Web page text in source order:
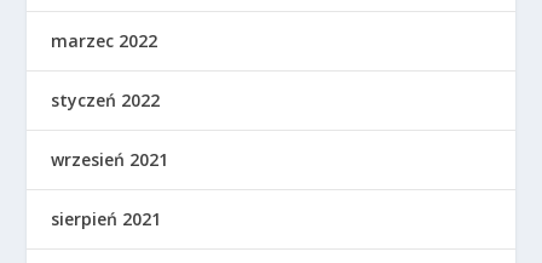
marzec 2022
styczeń 2022
wrzesień 2021
sierpień 2021